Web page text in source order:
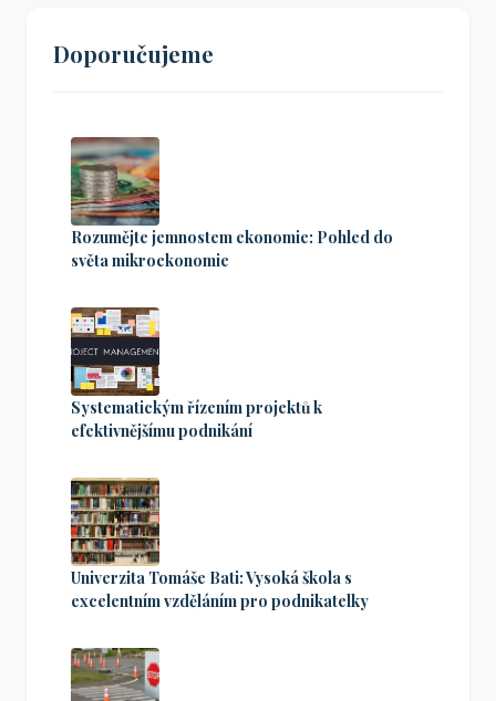
Doporučujeme
Rozumějte jemnostem ekonomie: Pohled do
světa mikroekonomie
Systematickým řízením projektů k
efektivnějšímu podnikání
Univerzita Tomáše Bati: Vysoká škola s
excelentním vzděláním pro podnikatelky